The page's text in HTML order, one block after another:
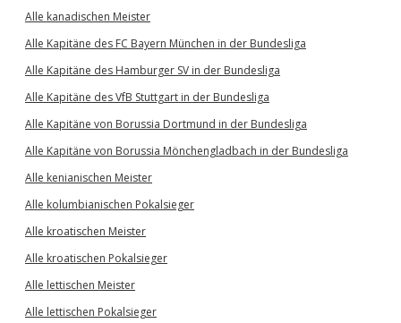
Alle kanadischen Meister
Alle Kapitäne des FC Bayern München in der Bundesliga
Alle Kapitäne des Hamburger SV in der Bundesliga
Alle Kapitäne des VfB Stuttgart in der Bundesliga
Alle Kapitäne von Borussia Dortmund in der Bundesliga
Alle Kapitäne von Borussia Mönchengladbach in der Bundesliga
Alle kenianischen Meister
Alle kolumbianischen Pokalsieger
Alle kroatischen Meister
Alle kroatischen Pokalsieger
Alle lettischen Meister
Alle lettischen Pokalsieger